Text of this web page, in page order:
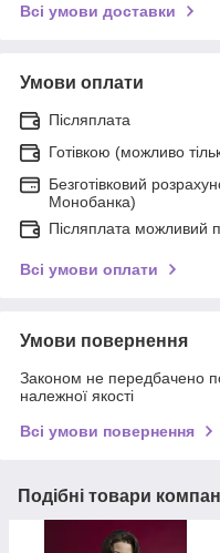
Всі умови доставки
Умови оплати
Післяплата
Готівкою (можливо
Безготівковий
Монобанка)
Післяплата можливий
Всі умови оплати
Умови повернення
Законом не передбачено
належної якості
Всі умови повернення
Подібні товари